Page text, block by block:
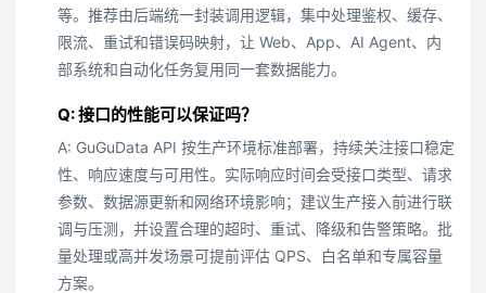
等。推荐由后端统一封装调用逻辑，集中处理鉴权、缓存、
限流、重试和错误码映射，让 Web、App、AI Agent、内
部系统和自动化任务复用同一套数据能力。
Q: 接口的性能可以保证吗？
A: GuGuData API 按生产环境标准部署，持续关注接口稳定
性、响应速度与可用性。实际响应时间会受接口类型、请求
参数、数据源更新和网络环境影响；建议生产接入前进行联
调与压测，并设置合理的超时、重试、降级和告警策略。批
量处理或高并发场景可提前评估 QPS、白名单和专属容量
方案。